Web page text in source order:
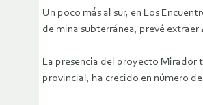
Un poco más al sur, en Los
de mina subterránea, prevé
La presencia del proyecto Mirador
provincial, ha crecido en número